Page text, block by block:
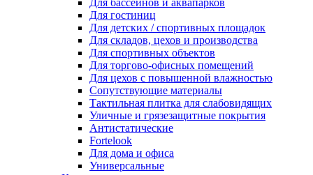
Для гостиниц
Для детских / спортивных площадок
Для складов, цехов и производства
Для спортивных объектов
Для торгово-офисных помещений
Для цехов с повышенной влажностью
Сопутствующие материалы
Тактильная плитка для слабовидящих
Уличные и грязезащитные покрытия
Антистатические
Fortelook
Для дома и офиса
Универсальные